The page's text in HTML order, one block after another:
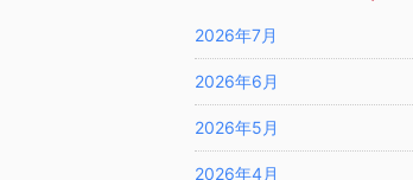
2026年7月
2026年6月
2026年5月
2026年4月